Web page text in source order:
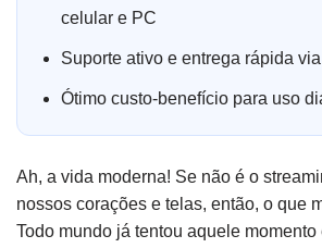
celular e PC
Suporte ativo e entrega rápida
Ótimo custo-benefício para uso
Ah, a vida moderna! Se não é o
nossos corações e telas, então, o que
Todo mundo já tentou aquele